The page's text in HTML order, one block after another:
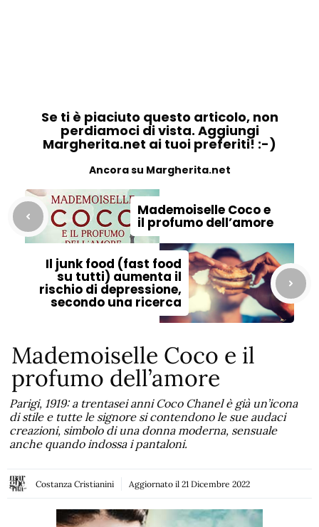
Se ti è piaciuto questo articolo, non
perdiamoci di vista. Aggiungi
Margherita.net ai tuoi preferiti! :-)
Ancora su Margherita.net
Mademoiselle Coco e
il profumo dell’amore
Il junk food (fast food
su tutti) aumenta il
rischio di depressione,
secondo una ricerca
Mademoiselle Coco e il
profumo dell’amore
Parigi, 1919: a trentasei anni Coco Chanel è già un’icona
di stile e tutte le signore si contendono le sue audaci
creazioni, simbolo di una donna moderna, sensuale
anche quando indossa i pantaloni.
Costanza Cristianini Aggiornato il 21 Dicembre 2022